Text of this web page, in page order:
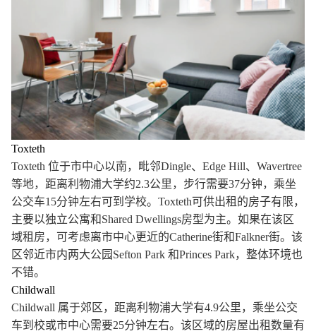
Toxteth
Toxteth 位于市中心以南，毗邻Dingle、Edge Hill、Wavertree
等地，距离利物浦大学约2.3公里，步行需要37分钟，乘坐
公交车15分钟左右可到学校。Toxteth可供出租的房子有限，
主要以独立公寓和Shared Dwellings房型为主。如果在该区
域租房，可考虑离市中心更近的Catherine街和Falkner街。该
区邻近市内两大公园Sefton Park 和Princes Park，整体环境也
不错。
Childwall
Childwall 属于郊区，距离利物浦大学有4.9公里，乘坐公交
车到校或市中心需要25分钟左右。该区域的房屋出租数量有